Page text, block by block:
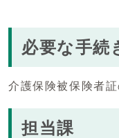
必要な手続
介護保険被保険者
担当課